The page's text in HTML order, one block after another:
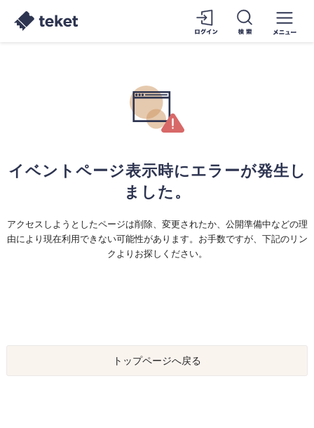
イベントページ表示時にエラーが発生し
ました。
アクセスしようとしたページは削除、変更されたか、公開準備中などの理
由により現在利用できない可能性があります。お手数ですが、下記のリン
クよりお探しください。
トップページへ戻る